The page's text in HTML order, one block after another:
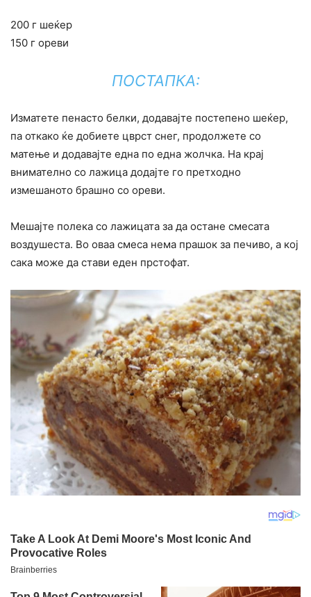
200 г шеќер
150 г ореви
ПОСТАПКА:
Изматете пенасто белки, додавајте постепено шеќер,
па откако ќе добиете цврст снег, продолжете со
матење и додавајте една по една жолчка. На крај
внимателно со лажица додајте го претходно
измешаното брашно со ореви.
Мешајте полека со лажицата за да остане смесата
воздушеста. Во оваа смеса нема прашок за печиво, а кој
сака може да стави еден прстофат.